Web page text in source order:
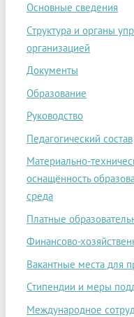
Основные сведения
Структура и органы
организацией
Документы
Образование
Руководство
Педагогический состав
Материально-
оснащённость
среда
Платные
Финансово-
Вакантные места для
Стипендии и меры
Международное